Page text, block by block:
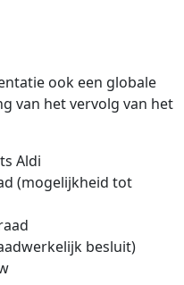
ook een globale
van het vervolg van het
Aldi
(mogelijkheid tot
besluit)